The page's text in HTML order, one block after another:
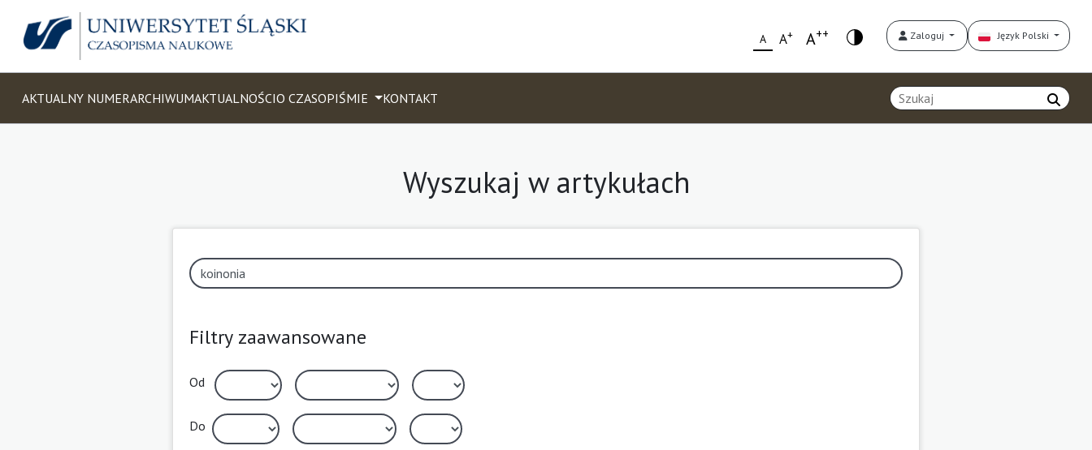
A A+ A++ Zaloguj Język Polski
AKTUALNY NUMERARCHIWUMAKTUALNOŚCIO CZASOPIŚMIE KONTAKT
Wyszukaj w artykułach
Filtry zaawansowane
Od
Do